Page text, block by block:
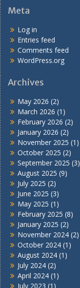
Meta
Log in
Entries feed
Comments feed
WordPress.org
Archives
May 2026 (2)
March 2026 (1)
February 2026 (2)
January 2026 (2)
November 2025 (1)
October 2025 (2)
September 2025 (3)
August 2025 (9)
July 2025 (2)
June 2025 (3)
May 2025 (1)
February 2025 (8)
January 2025 (2)
November 2024 (2)
October 2024 (1)
August 2024 (1)
July 2024 (2)
April 2024 (1)
July 2023 (1)